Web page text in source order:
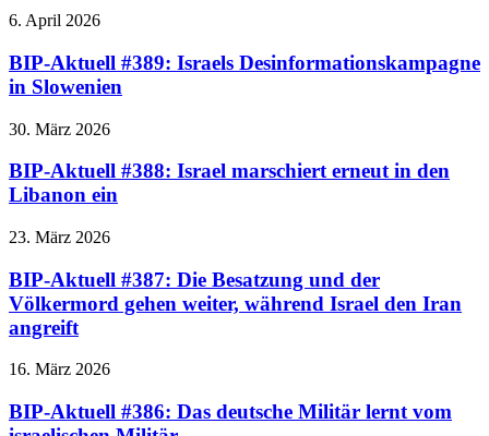
6. April 2026
BIP-Aktuell #389: Israels Desinformationskampagne
in Slowenien
30. März 2026
BIP-Aktuell #388: Israel marschiert erneut in den
Libanon ein
23. März 2026
BIP-Aktuell #387: Die Besatzung und der
Völkermord gehen weiter, während Israel den Iran
angreift
16. März 2026
BIP-Aktuell #386: Das deutsche Militär lernt vom